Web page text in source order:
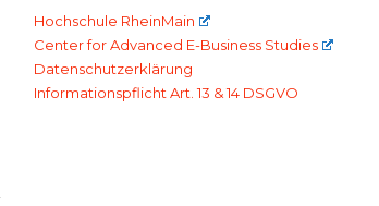
Hochschule RheinMain
Center for Advanced E-Business Studies
Datenschutzerklärung
Informationspflicht Art. 13 & 14 DSGVO